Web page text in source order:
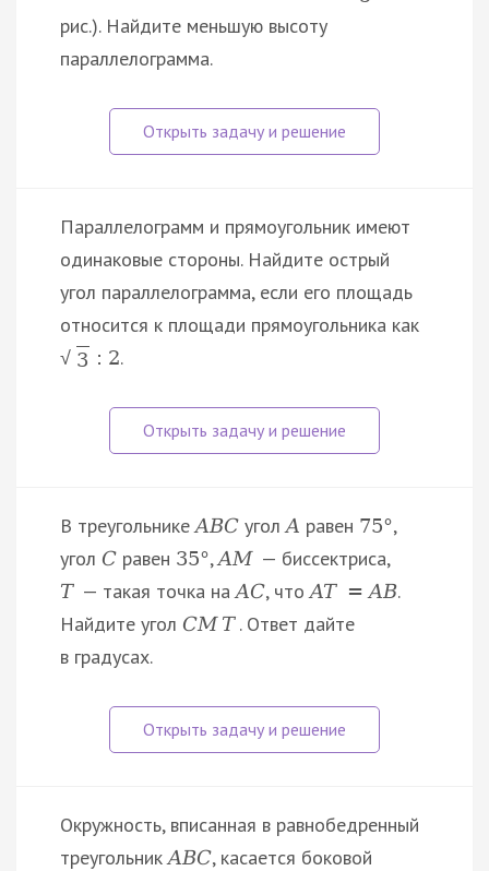
рис.). Найдите меньшую высоту
параллелограмма.
Параллелограмм и прямоугольник имеют
одинаковые стороны. Найдите острый
угол параллелограмма, если его площадь
относится к площади прямоугольника как
√ 3 : 2.
В треугольникеABC уголA равен 75°,
угол C равен 35°,AM — биссектриса,
T — такая точка наAC, чтоAT = AB.
Найдите угол CM T . Ответ дайте
в градусах.
Окружность, вписанная в равнобедренный
треугольникABC, касается боковой